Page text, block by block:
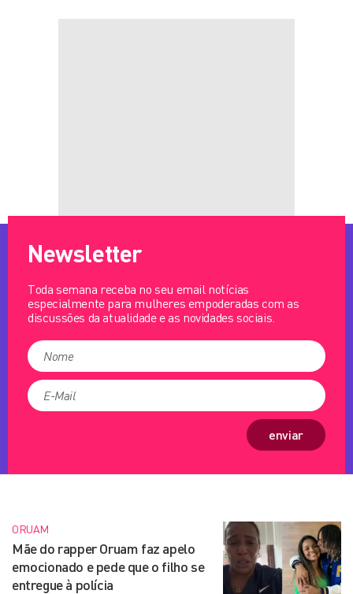
Newsletter
Toda semana receba no seu email notícias
especialmente para mulheres empoderadas com as
discussões da atualidade e as novidades sociais.
enviar
ORUAM
Mãe do rapper Oruam faz apelo
emocionado e pede que o filho se
entregue à polícia